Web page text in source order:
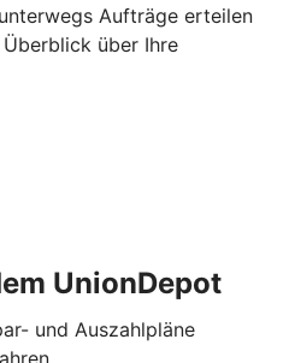
Aufträge erteilen
über Ihre
UnionDepot
und Auszahlpläne